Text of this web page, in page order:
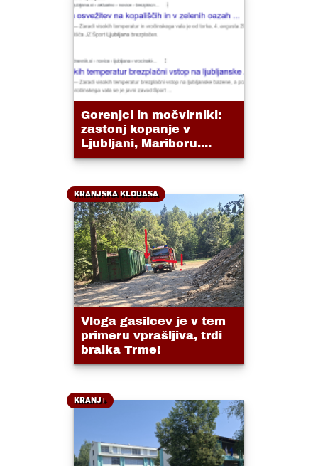
Gorenjci in močvirniki:
zastonj kopanje v
Ljubljani, Mariboru....
KRANJSKA KLOBASA
Vloga gasilcev je v tem
primeru vprašljiva, trdi
bralka Trme!
KRANJ+